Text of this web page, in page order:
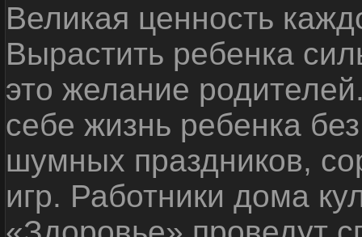
Великая ценность
Вырастить ребенка
это желание
себе жизнь ребенка
шумных праздников,
игр. Работники дома